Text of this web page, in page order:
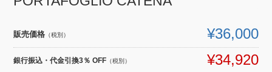
販売価格 （税別） ¥36,000
銀行振込・代金引換3％ OFF （税別） ¥34,920